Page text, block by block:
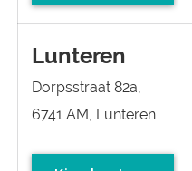
Lunteren
Dorpsstraat 82a,
6741 AM, Lunteren